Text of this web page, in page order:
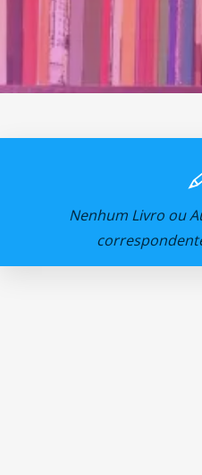
Nenhum Livro ou